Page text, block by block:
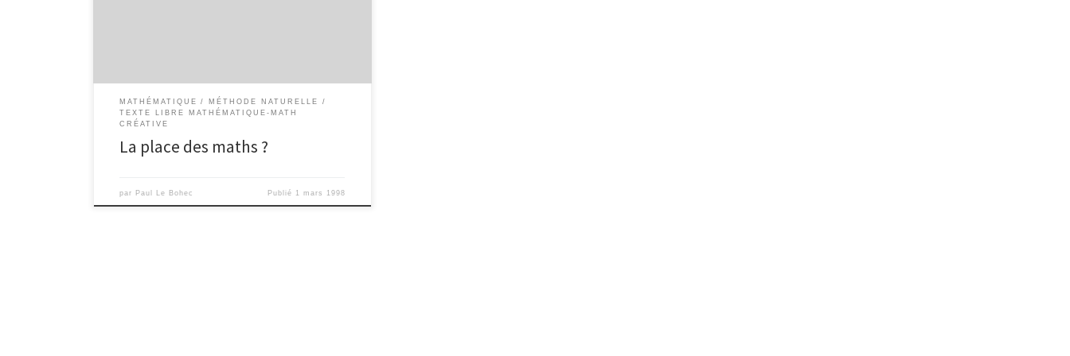
MATHÉMATIQUE
MÉTHODE NATURELLE
TEXTE LIBRE MATHÉMATIQUE-MATH
CRÉATIVE
La place des maths ?
par Paul Le Bohec Publié 1 mars 1998